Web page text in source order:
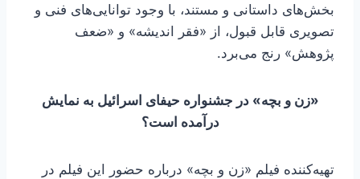
بخش‌های داستانی و مستند، با وجود توانایی‌های فنی و
تصویری قابل قبول، از «فقر اندیشه» و «ضعف
پژوهش» رنج می‌برد.
«زن و بچه» در جشنواره حیفای اسرائیل به نمایش
درآمده است؟
تهیه‌کننده فیلم «زن و بچه» درباره حضور این فیلم در